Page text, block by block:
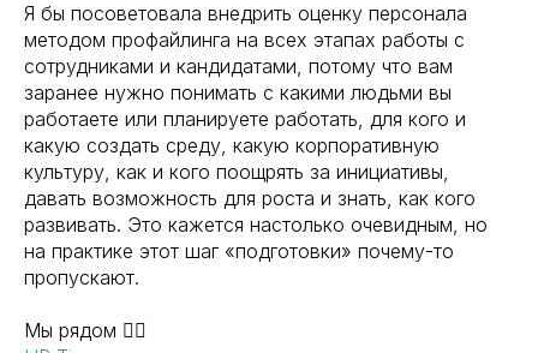
Я бы посоветовала внедрить оценку персонала
методом профайлинга на всех этапах работы с
сотрудниками и кандидатами, потому что вам
заранее нужно понимать с какими людьми вы
работаете или планируете работать, для кого и
какую создать среду, какую корпоративную
культуру, как и кого поощрять за инициативы,
давать возможность для роста и знать, как кого
развивать. Это кажется настолько очевидным, но
на практике этот шаг «подготовки» почему-то
пропускают.
Мы рядом 👇🏻